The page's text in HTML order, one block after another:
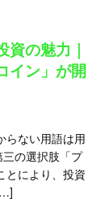
の魅力｜
イン」が開
らない用語は用
の選択肢「プ
とにより、投資